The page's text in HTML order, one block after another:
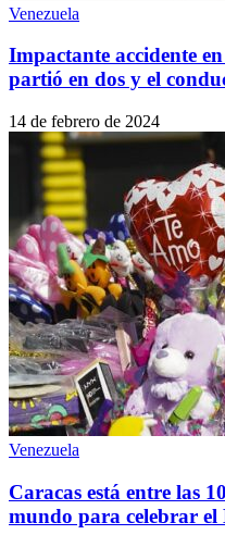
Venezuela
Impactante accidente
partió en dos y el
14 de febrero de 2024
Venezuela
Caracas está entre las
mundo para celebrar el